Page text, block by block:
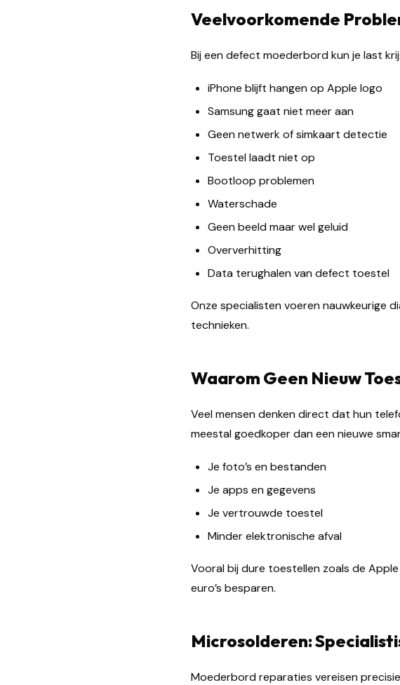
Veelvoorkomende
Bij een defect moederbord kun je last
iPhone blijft hangen op Apple logo
Samsung gaat niet meer aan
Geen netwerk of simkaart detectie
Toestel laadt niet op
Bootloop problemen
Waterschade
Geen beeld maar wel geluid
Oververhitting
Data terughalen van defect toestel
Onze specialisten voeren nauwkeurige
technieken.
Waarom Geen Nieuw
Veel mensen denken direct dat hun
meestal goedkoper dan een nieuwe
Je foto’s en bestanden
Je apps en gegevens
Je vertrouwde toestel
Minder elektronische afval
Vooral bij dure toestellen zoals de
euro’s besparen.
Microsolderen:
Moederbord reparaties vereisen